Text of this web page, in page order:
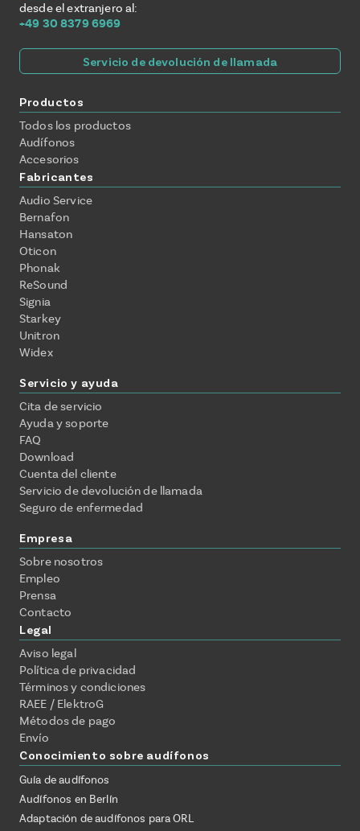
desde el extranjero al:
+49 30 8379 6969
Servicio de devolución de llamada
Productos
Todos los productos
Audífonos
Accesorios
Fabricantes
Audio Service
Bernafon
Hansaton
Oticon
Phonak
ReSound
Signia
Starkey
Unitron
Widex
Servicio y ayuda
Cita de servicio
Ayuda y soporte
FAQ
Download
Cuenta del cliente
Servicio de devolución de llamada
Seguro de enfermedad
Empresa
Sobre nosotros
Empleo
Prensa
Contacto
Legal
Aviso legal
Política de privacidad
Términos y condiciones
RAEE / ElektroG
Métodos de pago
Envío
Conocimiento sobre audífonos
Guía de audífonos
Audífonos en Berlín
Adaptación de audífonos para ORL